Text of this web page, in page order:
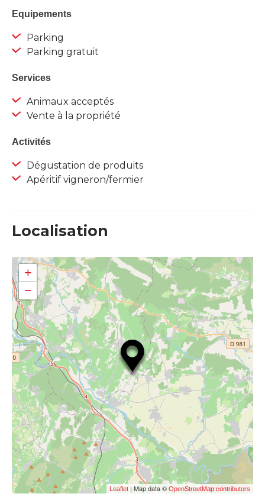
Equipements
Parking
Parking gratuit
Services
Animaux acceptés
Vente à la propriété
Activités
Dégustation de produits
Apéritif vigneron/fermier
Localisation
+
−
Leaflet | Map data © OpenStreetMap contributors